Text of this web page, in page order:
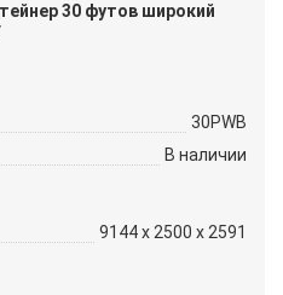
30 футов широкий
30PWB
В наличии
9144 x 2500 x 2591